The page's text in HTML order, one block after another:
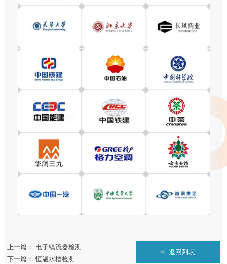
上一篇： 电子镇流器检测
下一篇：恒温水槽检测
返回列表